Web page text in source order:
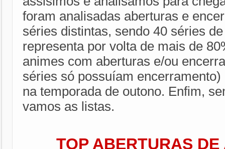
foram analisadas aberturas e
séries distintas, sendo 40 séries
representa por volta de mais de
animes com aberturas e/ou
séries só possuíam
na temporada de outono. Enfim,
vamos as listas.
TOP ABERTURAS DE